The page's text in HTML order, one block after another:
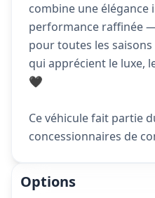
combine une élégance
performance raffinée
pour toutes les
qui apprécient le luxe,
🖤
Ce véhicule fait partie
concessionnaires de
Options